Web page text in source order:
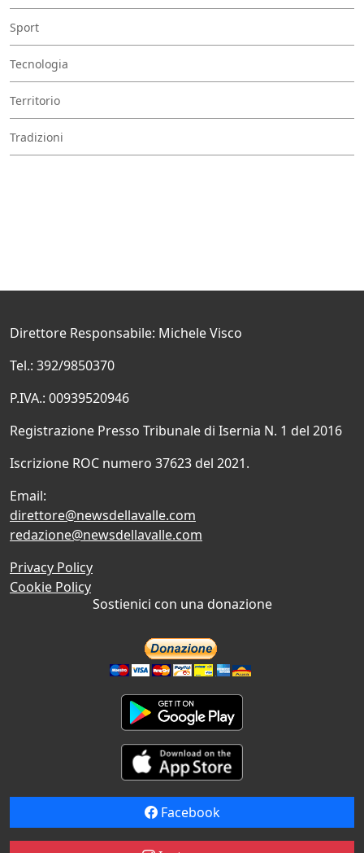
Sport
Tecnologia
Territorio
Tradizioni
Direttore Responsabile: Michele Visco
Tel.: 392/9850370
P.IVA.: 00939520946
Registrazione Presso Tribunale di Isernia N. 1 del 2016
Iscrizione ROC numero 37623 del 2021.
Email:
direttore@newsdellavalle.com
redazione@newsdellavalle.com
Privacy Policy
Cookie Policy
Sostienici con una donazione
Facebook